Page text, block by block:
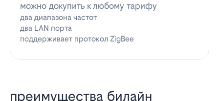
можно докупить к любому тарифу
два диапазона частот
два LAN порта
поддерживает протокол ZigBee
преимущества билайн